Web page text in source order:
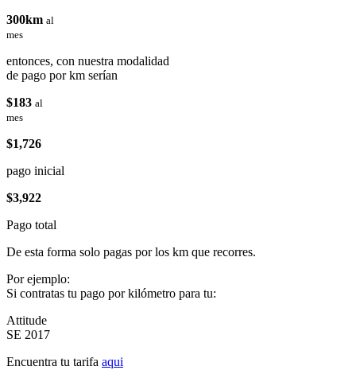
300km al
mes
entonces, con nuestra modalidad
de pago por km serían
$183 al
mes
$1,726
pago inicial
$3,922
Pago total
De esta forma solo pagas por los km que recorres.
Por ejemplo:
Si contratas tu pago por kilómetro para tu:
Attitude
SE 2017
Encuentra tu tarifa aqui